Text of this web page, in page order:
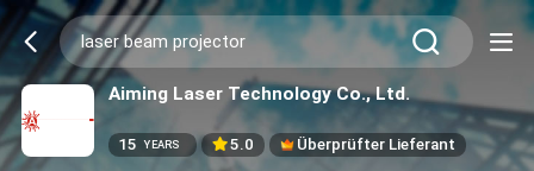
Aiming Laser Technology Co., Ltd.
15 YEARS 5.0 Überprüfter Lieferant